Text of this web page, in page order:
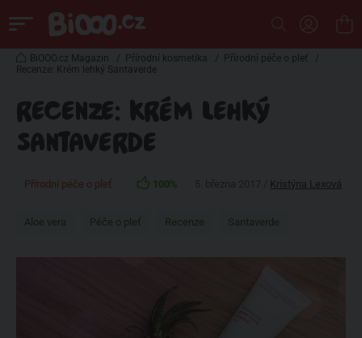
BiOOO.cz Magazin / Přírodní kosmetika / Přírodní péče o pleť
/
Recenze: Krém lehký Santaverde
RECENZE: KRÉM LEHKÝ
SANTAVERDE
Přírodní péče o pleť 100% Kristýna Lexová
Aloe vera Péče o pleť Recenze Santaverde